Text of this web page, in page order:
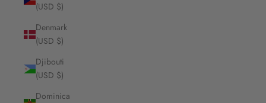
(USD $)
Denmark
(USD $)
Djibouti
(USD $)
Dominica